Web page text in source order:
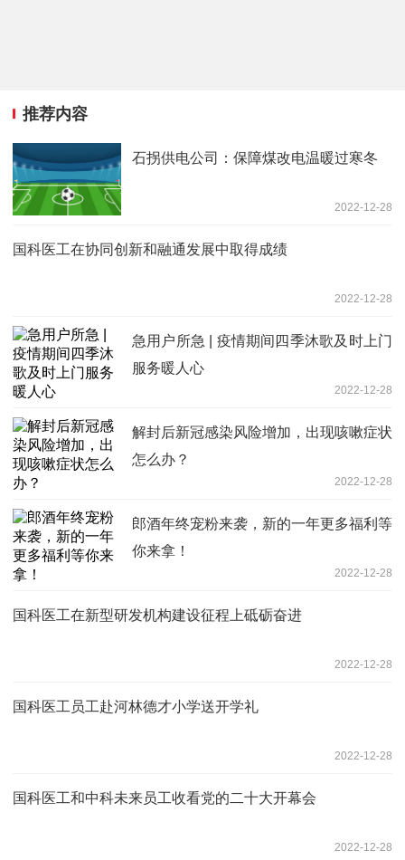
推荐内容
石拐供电公司：保障煤改电温暖过寒冬
2022-12-28
国科医工在协同创新和融通发展中取得成绩
2022-12-28
急用户所急 | 疫情期间四季沐歌及时上门
服务暖人心
2022-12-28
解封后新冠感染风险增加，出现咳嗽症状
怎么办？
2022-12-28
郎酒年终宠粉来袭，新的一年更多福利等
你来拿！
2022-12-28
国科医工在新型研发机构建设征程上砥砺奋进
2022-12-28
国科医工员工赴河林德才小学送开学礼
2022-12-28
国科医工和中科未来员工收看党的二十大开幕会
2022-12-28